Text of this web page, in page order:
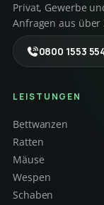
Privat, Gewerbe
Anfragen aus über
0800 1553
LEISTUNGEN
Bettwanzen
Ratten
Mäuse
Wespen
Schaben